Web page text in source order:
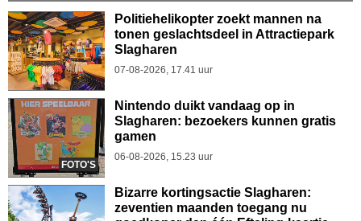
Politiehelikopter zoekt mannen na
tonen geslachtsdeel in Attractiepark
Slagharen
07-08-2026, 17.41 uur
FOTO'S
Nintendo duikt vandaag op in
Slagharen: bezoekers kunnen gratis
gamen
06-08-2026, 15.23 uur
Bizarre kortingsactie Slagharen:
zeventien maanden toegang nu